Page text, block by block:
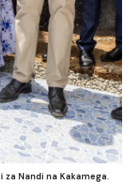
Nandi na Kakamega.